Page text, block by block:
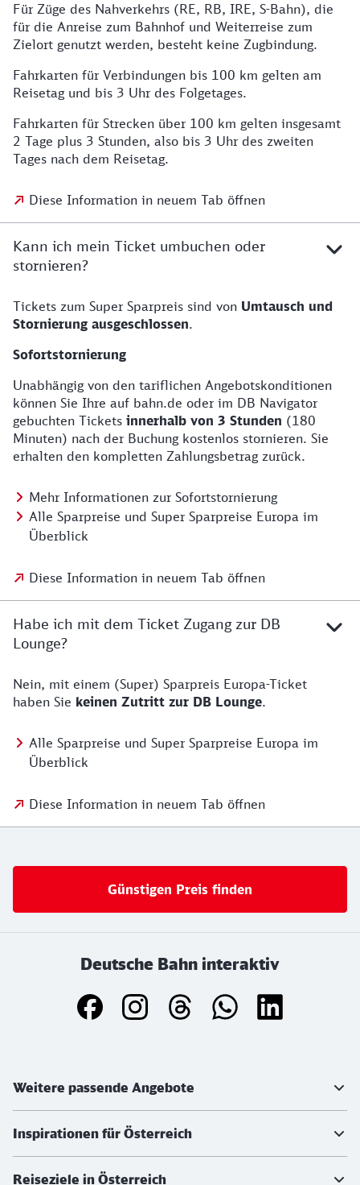
Für Züge des Nahverkehrs (RE, RB, IRE, S-Bahn), die
für die Anreise zum Bahnhof und Weiterreise zum
Zielort genutzt werden, besteht keine Zugbindung.
Fahrkarten für Verbindungen bis 100 km gelten am
Reisetag und bis 3 Uhr des Folgetages.
Fahrkarten für Strecken über 100 km gelten insgesamt
2 Tage plus 3 Stunden, also bis 3 Uhr des zweiten
Tages nach dem Reisetag.
Diese Information in neuem Tab öffnen
Kann ich mein Ticket umbuchen oder
stornieren?
Tickets zum Super Sparpreis sind von Umtausch und
Stornierung ausgeschlossen.
Sofortstornierung
Unabhängig von den tariflichen Angebotskonditionen
können Sie Ihre auf bahn.de oder im DB Navigator
gebuchten Tickets innerhalb von 3 Stunden (180
Minuten) nach der Buchung kostenlos stornieren. Sie
erhalten den kompletten Zahlungsbetrag zurück.
Mehr Informationen zur Sofortstornierung
Alle Sparpreise und Super Sparpreise Europa im
Überblick
Diese Information in neuem Tab öffnen
Habe ich mit dem Ticket Zugang zur DB
Lounge?
Nein, mit einem (Super) Sparpreis Europa-Ticket
haben Sie keinen Zutritt zur DB Lounge.
Alle Sparpreise und Super Sparpreise Europa im
Überblick
Diese Information in neuem Tab öffnen
Günstigen Preis finden
Deutsche Bahn interaktiv
Weitere passende Angebote
Inspirationen für Österreich
Reiseziele in Österreich